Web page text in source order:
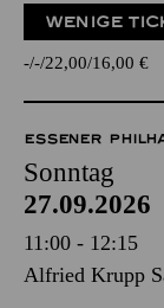
WENIGE
- - 22,00 16,00 €
ESSENER
Sonntag
27.09.2026
11:00 - 12:15
Alfried Krupp